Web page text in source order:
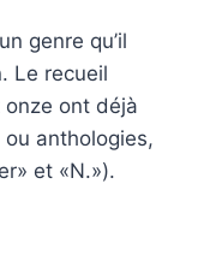
genre qu’il
Le recueil
ont déjà
anthologies,
et «N.»).